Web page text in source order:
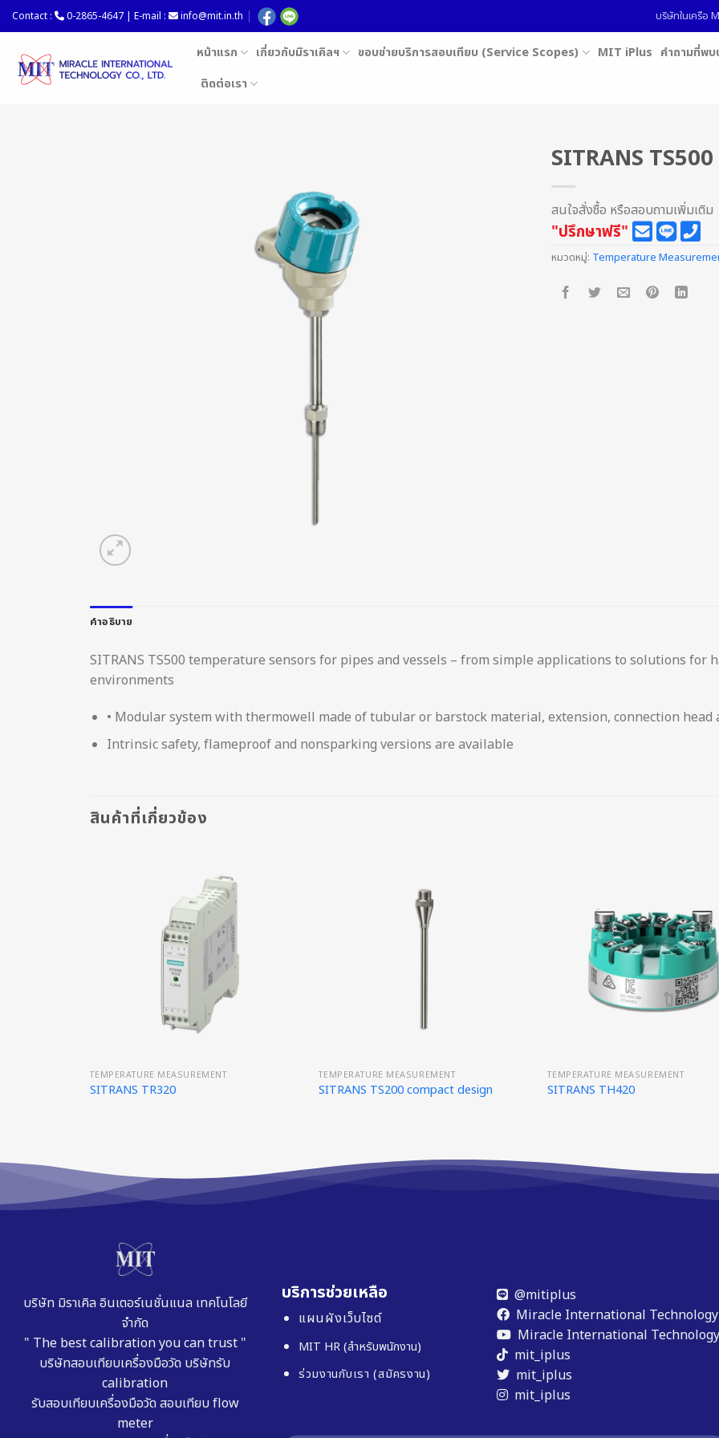
Skip
to
content
Contact : 0-2865-4647 | E-mail : info@mit.in.th บริษัทในเครือ
หน้าแรก เกี่ยวกับมิราเคิลฯ ขอบข่ายบริการสอบเทียบ (Service Scopes) MIT iPlus คำถามที่พ
ติดต่อเรา
SITRANS TS500
สนใจสั่งซื้อ หรือสอบถามเพิ่มเติม
"ปรึกษาฟรี"
หมวดหมู่: Temperature
คำอธิบาย
SITRANS TS500 temperature sensors for pipes and vessels – from simple applications to solutions for
environments
• Modular system with thermowell made of tubular or barstock material, extension, connection
Intrinsic safety, flameproof and nonsparking versions are available
สินค้าที่เกี่ยวข้อง
TEMPERATURE MEASUREMENT
SITRANS TR320
TEMPERATURE MEASUREMENT
SITRANS TS200 compact design
TEMPERATURE MEASUREMENT
SITRANS TH420
บริษัท มิราเคิล อินเตอร์เนชั่นแนล เทคโนโลยี
จำกัด
" The best calibration you can trust "
บริษัทสอบเทียบเครื่องมือวัด บริษัทรับ
calibration
รับสอบเทียบเครื่องมือวัด สอบเทียบ flow
meter
บริการช่วยเหลือ
แผนผังเว็บไซต์
MIT HR (สำหรับพนักงาน)
ร่วมงานกับเรา (สมัครงาน)
@mitiplus
Miracle International Technology
Miracle International Technology
mit_iplus
mit_iplus
mit_iplus